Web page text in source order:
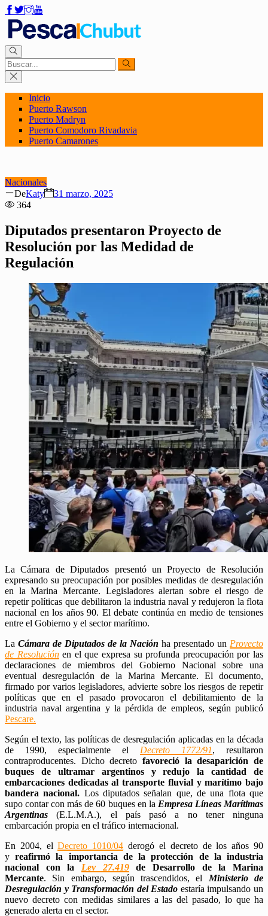
Inicio
Puerto Rawson
Puerto Madryn
Puerto Comodoro Rivadavia
Puerto Camarones
Nacionales
DeAuthor
Katy
Posted
31 marzo, 2025
364
Diputados presentaron Proyecto de
Resolución por las Medidad de
Regulación
La Cámara de Diputados presentó un Proyecto de Resolución
expresando su preocupación por posibles medidas de desregulación
en la Marina Mercante. Legisladores alertan sobre el riesgo de
repetir políticas que debilitaron la industria naval y redujeron la flota
nacional en los años 90. El debate continúa en medio de tensiones
entre el Gobierno y el sector marítimo.
La Cámara de Diputados de la Nación ha presentado un Proyecto
de Resoluciónen el que expresa su profunda preocupación por las
declaraciones de miembros del Gobierno Nacional sobre una
eventual desregulación de la Marina Mercante. El documento,
firmado por varios legisladores, advierte sobre los riesgos de repetir
políticas que en el pasado provocaron el debilitamiento de la
industria naval argentina y la pérdida de empleos, según publicó
Pescare.
Según el texto, las políticas de desregulación aplicadas en la década
de 1990, especialmente el Decreto 1772/91, resultaron
contraproducentes. Dicho decreto favoreció la desaparición de
buques de ultramar argentinos y redujo la cantidad de
embarcaciones dedicadas al transporte fluvial y marítimo bajo
bandera nacional. Los diputados señalan que, de una flota que
supo contar con más de 60 buques en la Empresa Líneas Marítimas
Argentinas (E.L.M.A.), el país pasó a no tener ninguna
embarcación propia en el tráfico internacional.
En 2004, elDecreto 1010/04 derogó el decreto de los años 90
yreafirmó la importancia de la protección de la industria
nacional con la Ley 27.419de Desarrollo de la Marina
Mercante. Sin embargo, según trascendidos, el Ministerio de
Desregulación y Transformación del Estado estaría impulsando un
nuevo decreto con medidas similares a las del pasado, lo que ha
generado alerta en el sector.